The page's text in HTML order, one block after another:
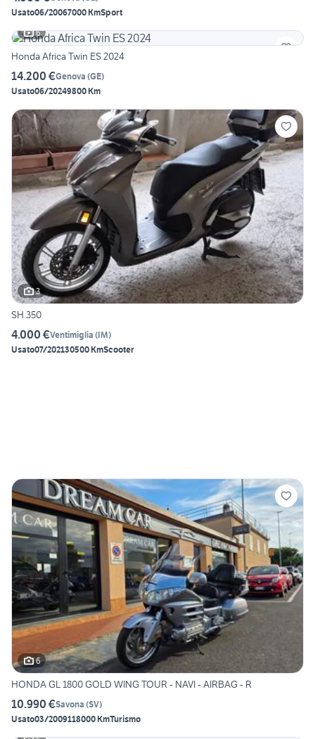
Usato06/20067000 KmSport
6
Honda Africa Twin ES 2024
14.200 €Genova (GE)
Usato06/20249800 Km
3
SH 350
4.000 €Ventimiglia (IM)
Usato07/202130500 KmScooter
6
HONDA GL 1800 GOLD WING TOUR - NAVI - AIRBAG - R
10.990 €Savona (SV)
Usato03/2009118000 KmTurismo